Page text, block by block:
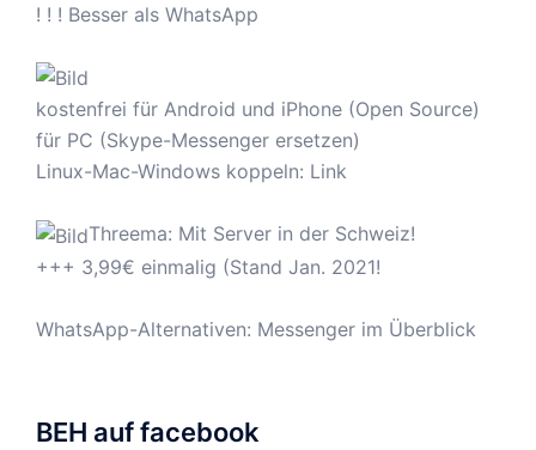
! ! ! Besser als WhatsApp
kostenfrei für Android und iPhone (Open Source)
für PC (Skype-Messenger ersetzen)
Linux-Mac-Windows koppeln: Link
Threema: Mit Server in der Schweiz!
+++ 3,99€ einmalig (Stand Jan. 2021!
WhatsApp-Alternativen: Messenger im Überblick
BEH auf facebook